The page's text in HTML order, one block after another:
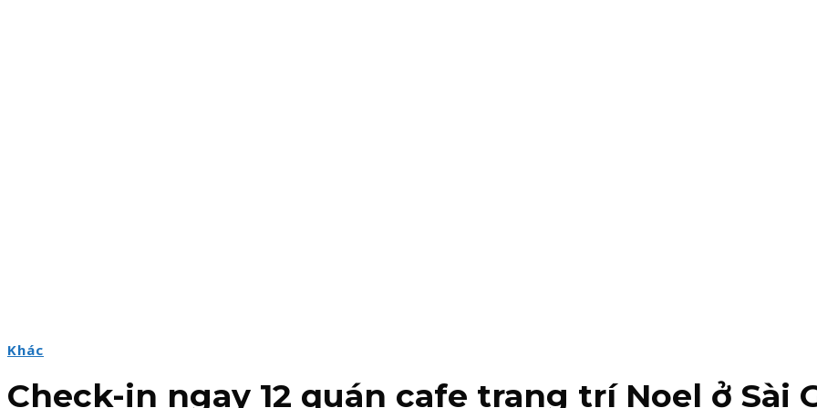
Khác
Check-in ngay 12 quán cafe trang trí Noel ở Sài